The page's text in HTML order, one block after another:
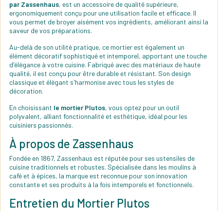
par Zassenhaus, est un accessoire de qualité supérieure,
ergonomiquement conçu pour une utilisation facile et efficace. Il
vous permet de broyer aisément vos ingrédients, améliorant ainsi la
saveur de vos préparations.
Au-delà de son utilité pratique, ce mortier est également un
élément décoratif sophistiqué et intemporel, apportant une touche
d'élégance à votre cuisine. Fabriqué avec des matériaux de haute
qualité, il est conçu pour être durable et résistant. Son design
classique et élégant s'harmonise avec tous les styles de
décoration.
En choisissant le mortier Plutos, vous optez pour un outil
polyvalent, alliant fonctionnalité et esthétique, idéal pour les
cuisiniers passionnés.
À propos de Zassenhaus
Fondée en 1867, Zassenhaus est réputée pour ses ustensiles de
cuisine traditionnels et robustes. Spécialisée dans les moulins à
café et à épices, la marque est reconnue pour son innovation
constante et ses produits à la fois intemporels et fonctionnels.
Entretien du Mortier Plutos